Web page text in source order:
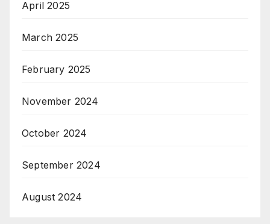
April 2025
March 2025
February 2025
November 2024
October 2024
September 2024
August 2024